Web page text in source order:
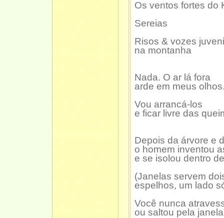
Os ventos fortes do
Sereias
Risos & vozes
na montanha
Nada. O ar lá fora
arde em meus
Vou arrancá-los
e ficar livre das
Depois da árvore e
o homem inventou
e se isolou dentro
(Janelas servem
espelhos, um lado
Você nunca
ou saltou pela